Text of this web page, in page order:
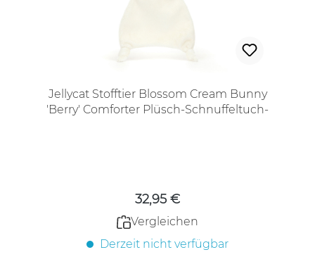
Jellycat Stofftier Blossom Cream Bunny
'Berry' Comforter Plüsch-Schnuffeltuch-
32,95 €
Vergleichen
Derzeit nicht verfügbar